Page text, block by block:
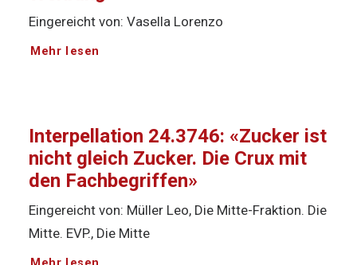
Eingereicht von: Vasella Lorenzo
Mehr lesen
Interpellation 24.3746: «Zucker ist
nicht gleich Zucker. Die Crux mit
den Fachbegriffen»
Eingereicht von: Müller Leo, Die Mitte-Fraktion. Die
Mitte. EVP., Die Mitte
Mehr lesen